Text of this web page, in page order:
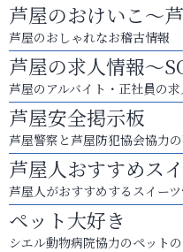
芦屋のおけいこ～
芦屋のおしゃれなお稽古情報
芦屋の求人情報～
芦屋のアルバイト・正社員の
芦屋安全掲示板
芦屋警察と芦屋防犯協会協力
芦屋人おすすめス
芦屋人がおすすめするスイー
ペット大好き
シエル動物病院協力のペット